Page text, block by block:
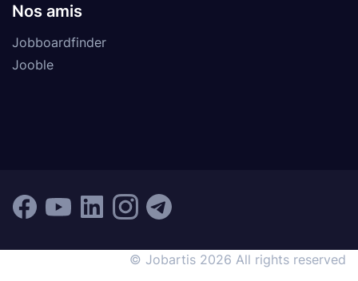
Nos amis
Jobboardfinder
Jooble
© Jobartis 2026 All rights reserved